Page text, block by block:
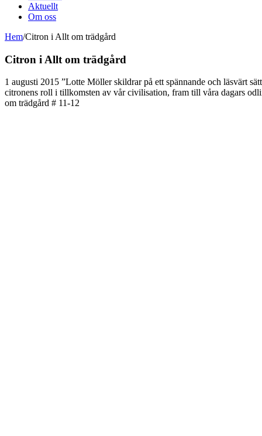
Aktuellt
Om oss
Hem/Citron i Allt om trädgård
Citron i Allt om trädgård
1 augusti 2015 ”Lotte Möller skildrar på ett spännande och läsvärt sätt
citronens roll i tillkomsten av vår civilisation, fram till våra dagars
om trädgård # 11-12